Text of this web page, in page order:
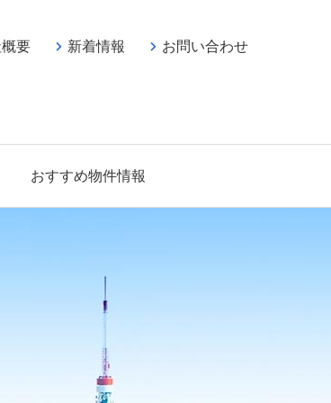
おすすめ物件情報
要 新着情報 お問い合わせ